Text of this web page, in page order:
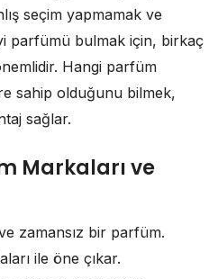
seçim yapmamak ve
parfümü bulmak için, birkaç
Hangi parfüm
sahip olduğunu bilmek,
sağlar.
Markaları ve
zamansız bir parfüm.
ile öne çıkar.